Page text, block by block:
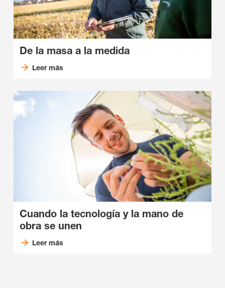
De la masa a la medida
Leer más
Cuando la tecnología y la mano de
obra se unen
Leer más